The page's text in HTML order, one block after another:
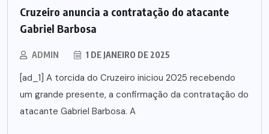
Cruzeiro anuncia a contratação do atacante
Gabriel Barbosa
ADMIN 1 DE JANEIRO DE 2025
[ad_1] A torcida do Cruzeiro iniciou 2025 recebendo
um grande presente, a confirmação da contratação do
atacante Gabriel Barbosa. A